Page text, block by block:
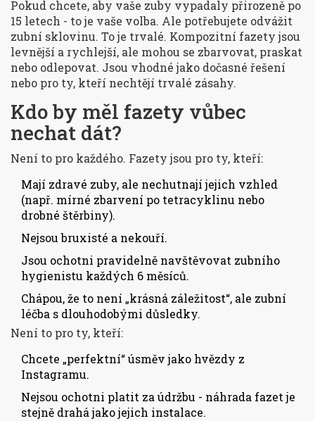
Pokud chcete, aby vaše zuby vypadaly přirozeně po
15 letech - to je vaše volba. Ale potřebujete odvážit
zubní sklovinu. To je trvalé. Kompozitní fazety jsou
levnější a rychlejší, ale mohou se zbarvovat, praskat
nebo odlepovat. Jsou vhodné jako dočasné řešení
nebo pro ty, kteří nechtějí trvalé zásahy.
Kdo by měl fazety vůbec
nechat dát?
Není to pro každého. Fazety jsou pro ty, kteří:
Mají zdravé zuby, ale nechutnají jejich vzhled
(např. mírné zbarvení po tetracyklinu nebo
drobné štěrbiny).
Nejsou bruxisté a nekouří.
Jsou ochotni pravidelně navštěvovat zubního
hygienistu každých 6 měsíců.
Chápou, že to není „krásná záležitost“, ale zubní
léčba s dlouhodobými důsledky.
Není to pro ty, kteří:
Chcete „perfektní“ úsměv jako hvězdy z
Instagramu.
Nejsou ochotni platit za údržbu - náhrada fazet je
stejně drahá jako jejich instalace.